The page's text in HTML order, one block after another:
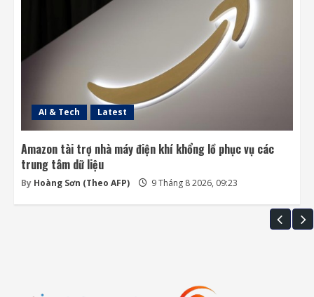
AI & Tech Latest
Amazon tài trợ nhà máy điện khí khổng lồ phục vụ các
trung tâm dữ liệu
By Hoàng Sơn (Theo AFP) 9 Tháng 8 2026, 09:23